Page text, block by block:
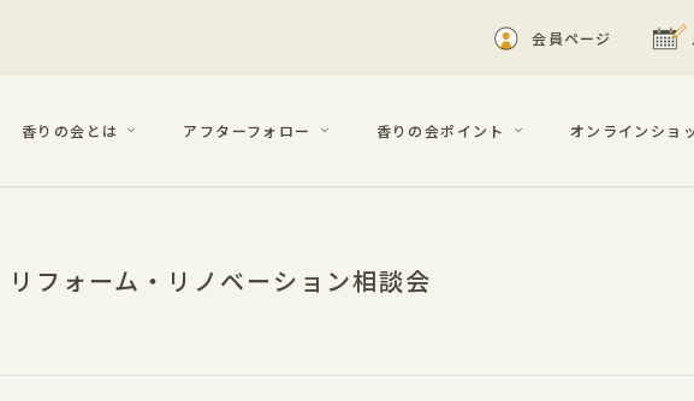
会員ページ
香りの会とは アフターフォロー 香りの会ポイント オンラインショ
フォーム・リノベーション相談会